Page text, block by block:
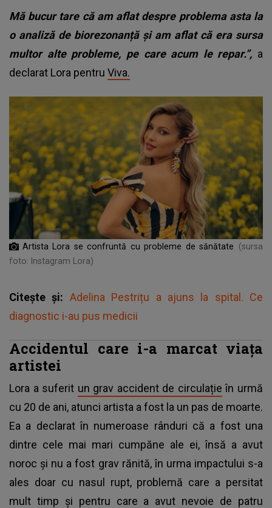
Mă bucur tare că am aflat despre problema asta la
o analiză de biorezonanță și am aflat că era sursa
multor alte probleme, pe care acum le repar.”, a
declarat Lora pentru Viva.
Artista Lora se confruntă cu probleme de sănătate
(sursa
foto: Instagram Lora)
Citește și: Adelina Pestrițu a ajuns la spital. Ce
diagnostic i-au pus medicii
Accidentul care i-a marcat viața
artistei
Lora a suferit un grav accident de circulație în urmă
cu 20 de ani, atunci artista a fost la un pas de moarte.
Ea a declarat în numeroase rânduri că a fost una
dintre cele mai mari cumpăne ale ei, însă a avut
noroc și nu a fost grav rănită, în urma impactului s-a
ales doar cu nasul rupt, problemă care a persitat
mult timp și pentru care a avut nevoie de patru